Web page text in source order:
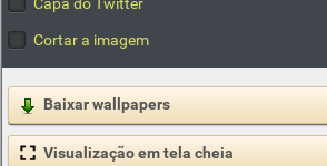
Cortar a imagem
Baixar wallpapers
Visualização em tela cheia